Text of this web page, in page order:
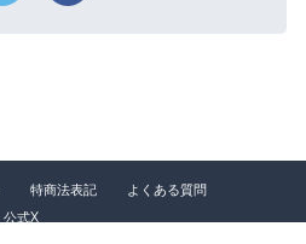
特商法表記
よくある質問
公式X